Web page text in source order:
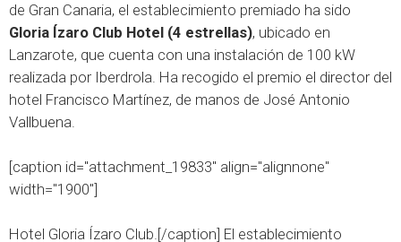
de Gran Canaria, el establecimiento premiado ha sido
Gloria Ízaro Club Hotel (4 estrellas), ubicado en
Lanzarote, que cuenta con una instalación de 100 kW
realizada por Iberdrola. Ha recogido el premio el director del
hotel Francisco Martínez, de manos de José Antonio
Vallbuena.
[caption id="attachment_19833" align="alignnone"
width="1900"]
Hotel Gloria Ízaro Club.[/caption] El establecimiento